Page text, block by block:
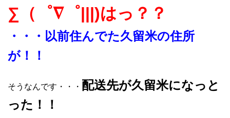
∑（゜∇゜|||)はっ？？
・・・以前住んでた久留米の住所
が！！
そうなんです・・・ 配送先が久留米になっと
った！！